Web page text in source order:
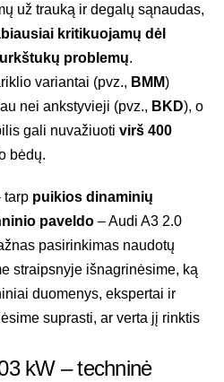
už trauką ir degalų sąnaudas,
kritikuojamų dėl
problemų.
variantai (pvz., BMM)
nei ankstyvieji (pvz., BKD), o
gali nuvažiuoti virš 400
bėdų.
tarp puikios dinaminių
paveldo – Audi A3 2.0
pasirinkimas naudotų
straipsnyje išnagrinėsime, ką
duomenys, ekspertai ir
suprasti, ar verta jį rinktis
kW – techninė